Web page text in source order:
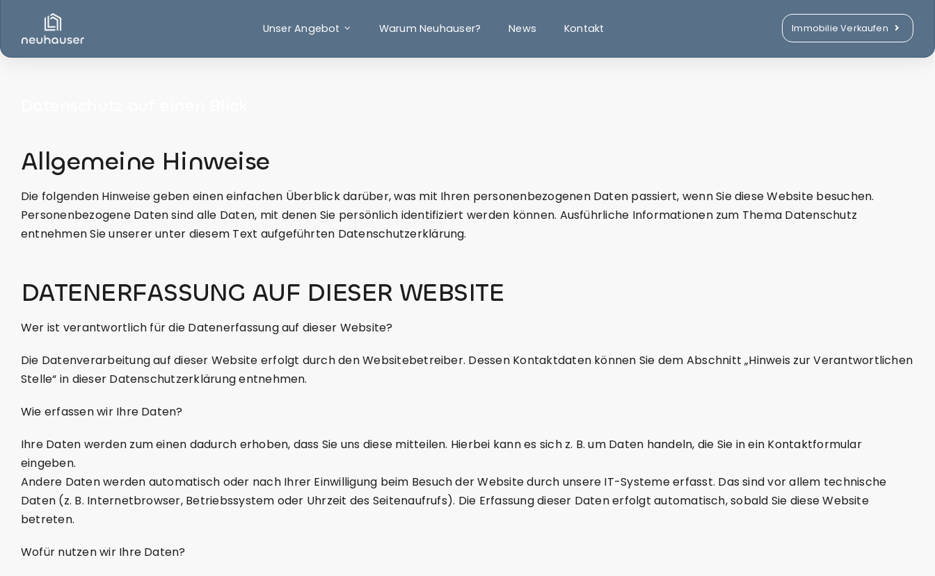
springen
Unser Angebot Warum Neuhauser? News Kontakt Immobilie Verkaufen
Allgemeine Hinweise
Die folgenden Hinweise geben einen einfachen Überblick darüber, was mit Ihren personenbezogenen Daten passiert, wenn Sie diese Website besuchen.
Personenbezogene Daten sind alle Daten, mit denen Sie persönlich identifiziert werden können. Ausführliche Informationen zum Thema Datenschutz
entnehmen Sie unserer unter diesem Text aufgeführten Datenschutzerklärung.
DATENERFASSUNG AUF DIESER WEBSITE
Wer ist verantwortlich für die Datenerfassung auf dieser Website?
Die Datenverarbeitung auf dieser Website erfolgt durch den Websitebetreiber. Dessen Kontaktdaten können Sie dem Abschnitt „Hinweis zur Verantwortlichen
Stelle“ in dieser Datenschutzerklärung entnehmen.
‍Wie erfassen wir Ihre Daten?
Ihre Daten werden zum einen dadurch erhoben, dass Sie uns diese mitteilen. Hierbei kann es sich z. B. um Daten handeln, die Sie in ein Kontaktformular
eingeben.
Andere Daten werden automatisch oder nach Ihrer Einwilligung beim Besuch der Website durch unsere IT-Systeme erfasst. Das sind vor allem technische
Daten (z. B. Internetbrowser, Betriebssystem oder Uhrzeit des Seitenaufrufs). Die Erfassung dieser Daten erfolgt automatisch, sobald Sie diese Website
betreten.
Wofür nutzen wir Ihre Daten?